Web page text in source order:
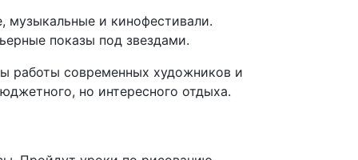
музыкальные и кинофестивали.
показы под звездами.
работы современных художников и
но интересного отдыха.